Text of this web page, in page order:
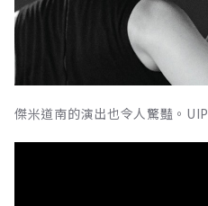
傑米道南的演出也令人驚豔。UIP